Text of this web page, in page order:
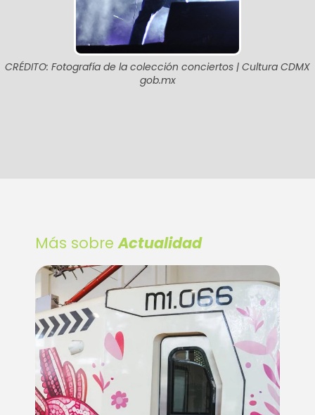
CRÉDITO: Fotografía de la colección conciertos | Cultura CDMX
gob.mx
Más sobreActualidad